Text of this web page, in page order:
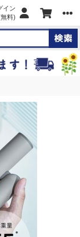
イン
料)